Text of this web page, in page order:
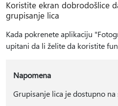
Koristite ekran dobrodošlice
grupisanje lica
Kada pokrenete aplikaciju
upitani da li želite da koristite
Napomena
Grupisanje lica je dostupno